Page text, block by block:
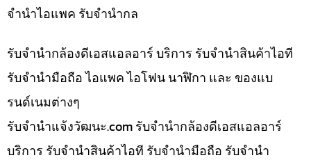
จำนำไอแพค รับจำนำกล
รับจำนำกล้องดีเอสแอลอาร์ บริการ รับจำนำสินค้าไอที
รับจำนำมือถือ ไอแพค ไอโฟน นาฬิกา และ ของแบ
รนด์เนมต่างๆ
รับจํานําแจ้งวัฒนะ.com รับจำนำกล้องดีเอสแอลอาร์
บริการ รับจำนำสินค้าไอที รับจำนำมือถือ รับจำนำ